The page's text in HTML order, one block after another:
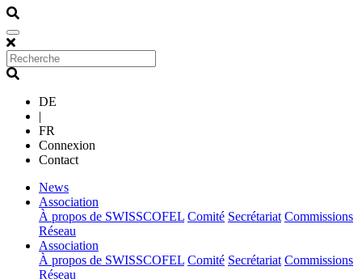
DE
|
FR
Connexion
Contact
News(current)
Association
À propos de SWISSCOFEL Comité Secrétariat Commissions
Réseau
Association
À propos de SWISSCOFEL Comité Secrétariat Commissions
Réseau